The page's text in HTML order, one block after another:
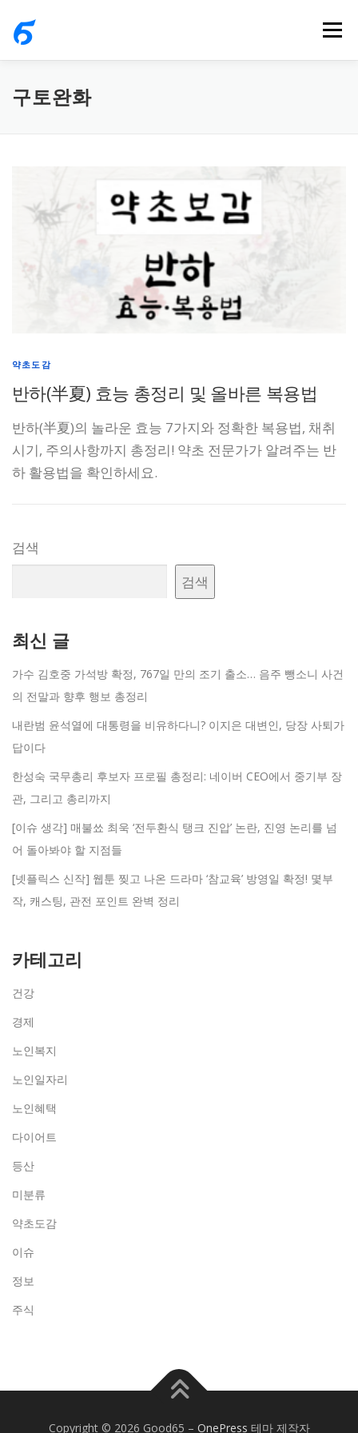
메뉴
구토완화
약초도감
반하(半夏) 효능 총정리 및 올바른 복용법
반하(半夏)의 놀라운 효능 7가지와 정확한 복용법, 채취
시기, 주의사항까지 총정리! 약초 전문가가 알려주는 반
하 활용법을 확인하세요.
검색
검색
최신 글
가수 김호중 가석방 확정, 767일 만의 조기 출소… 음주 뺑소니 사건
의 전말과 향후 행보 총정리
내란범 윤석열에 대통령을 비유하다니? 이지은 대변인, 당장 사퇴가
답이다
한성숙 국무총리 후보자 프로필 총정리: 네이버 CEO에서 중기부 장
관, 그리고 총리까지
[이슈 생각] 매불쑈 최욱 ‘전두환식 탱크 진압’ 논란, 진영 논리를 넘
어 돌아봐야 할 지점들
[넷플릭스 신작] 웹툰 찢고 나온 드라마 ‘참교육’ 방영일 확정! 몇부
작, 캐스팅, 관전 포인트 완벽 정리
카테고리
건강
경제
노인복지
노인일자리
노인혜택
다이어트
등산
미분류
약초도감
이슈
정보
주식
Copyright © 2026 Good65 – OnePress 테마 제작자